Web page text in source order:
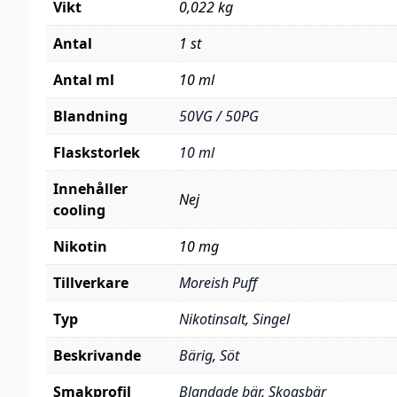
Vikt
0,022 kg
Antal
1 st
Antal ml
10 ml
Blandning
50VG / 50PG
Flaskstorlek
10 ml
Innehåller
cooling
Nej
Nikotin
10 mg
Tillverkare
Moreish Puff
Typ
Nikotinsalt, Singel
Beskrivande
Bärig, Söt
Smakprofil
Blandade bär, Skogsbär